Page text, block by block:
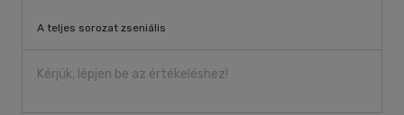
A teljes sorozat zseniális
Kérjük, lépjen be az értékeléshez!